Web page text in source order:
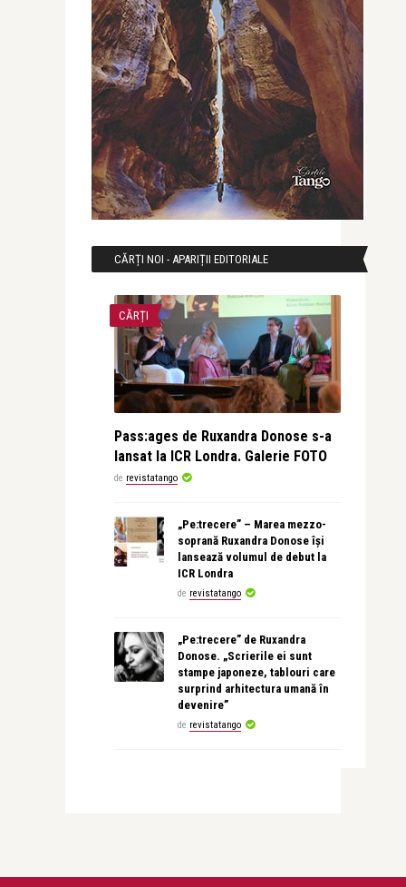
CĂRȚI NOI - APARIȚII EDITORIALE
CĂRȚI
Pass:ages de Ruxandra Donose s-a
lansat la ICR Londra. Galerie FOTO
de revistatango
„Pe:trecere” – Marea mezzo-
soprană Ruxandra Donose își
lansează volumul de debut la
ICR Londra
de revistatango
„Pe:trecere” de Ruxandra
Donose. „Scrierile ei sunt
stampe japoneze, tablouri care
surprind arhitectura umană în
devenire”
de revistatango